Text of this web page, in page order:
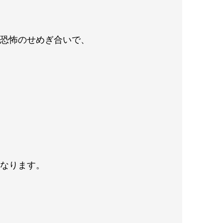
怖のせめぎ合いで、
ります。